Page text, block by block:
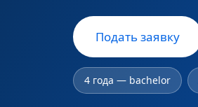
Подать заявку
4 года — bachelor